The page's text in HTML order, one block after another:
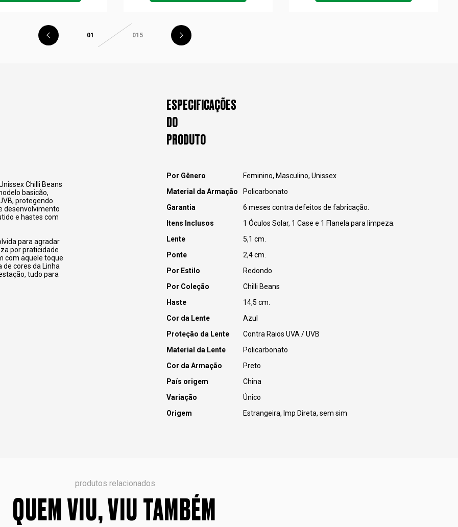
01 015
Chilli Beans
basicão,
protegendo
desenvolvimento
e hastes com
para agradar
por praticidade
com aquele toque
cores da Linha
tudo para
ESPECIFICAÇÕES
DO
PRODUTO
Por Gênero
Feminino, Masculino, Unissex
Material da Armação
Policarbonato
Garantia
6 meses contra defeitos de fabricação.
Itens Inclusos
1 Óculos Solar, 1 Case e 1 Flanela para limpeza.
Lente
5,1 cm.
Ponte
2,4 cm.
Por Estilo
Redondo
Por Coleção
Chilli Beans
Haste
14,5 cm.
Cor da Lente
Azul
Proteção da Lente
Contra Raios UVA / UVB
Material da Lente
Policarbonato
Cor da Armação
Preto
País origem
China
Variação
Único
Origem
Estrangeira, Imp Direta, sem sim
produtos relacionados
QUEM VIU, VIU TAMBÉM